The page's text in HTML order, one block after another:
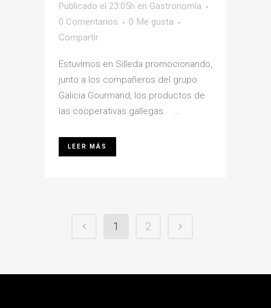
Publicado el 23:05h en Gastronomía
0 Comentarios
0 Me gusta
Compartir
Estuvimos en Silleda promocionando,
junto a los compañeros del grupo
Galicia Gourmand, los productos de
las cooperativas gallegas. ...
LEER MÁS
1 2